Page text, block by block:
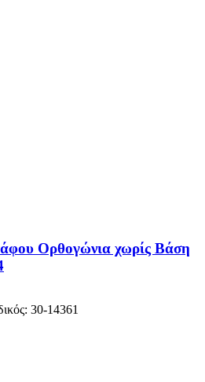
Ορθογώνια χωρίς Βάση
30-14361